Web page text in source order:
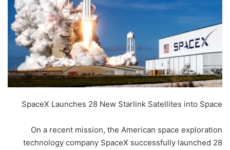
SpaceX Launches 28 New Starlink Satellites into Space
On a recent mission, the American space exploration
technology company SpaceX successfully launched 28